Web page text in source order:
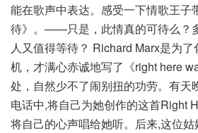
能在歌声中表达。感受一下情歌王子
待》。——只是，此情真的可待么？
人又值得等待？ Richard Marx是为
机，才满心赤诚地写了《right here
处，自然少不了闹别扭的功劳。有天
电话中,将自己为她创作的这首Right
将自己的心声唱给她听。后来,这位